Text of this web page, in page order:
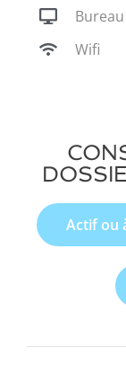
Bureau
Wifi
Actif ou